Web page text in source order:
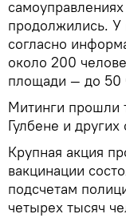
продолжились. У
согласно
около 200
площади — до 50
Митинги прошли
Гулбене и
Крупная акция
вакцинации
подсчетам
четырех тысяч